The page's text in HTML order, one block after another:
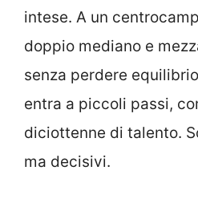
intese. A un
doppio mediano e
senza perdere
entra a piccoli passi,
diciottenne di talento.
ma decisivi.